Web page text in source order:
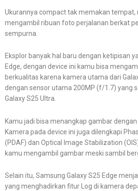
Ukurannya compact tak memakan
mengambil ribuan foto perjalanan berkat
sempurna.
Eksplor banyak hal baru dengan ketipisan
Edge, dengan device ini kamu bisa
berkualitas karena kamera utama dari
dengan sensor utama 200MP (f/1.7) yang
Galaxy S25 Ultra.
Kamu jadi bisa menangkap gambar dengan
Kamera pada device ini juga dilengkapi
(PDAF) dan Optical Image Stabilization
kamu mengambil gambar meski sambil
Selain itu, Samsung Galaxy S25 Edge
yang menghadirkan fitur Log di kamera